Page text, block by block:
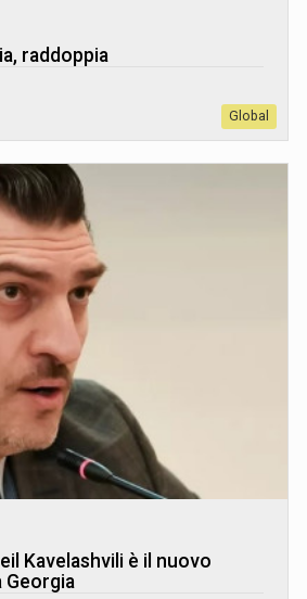
raddoppia
Global
Kavelashvili è il nuovo
Georgia